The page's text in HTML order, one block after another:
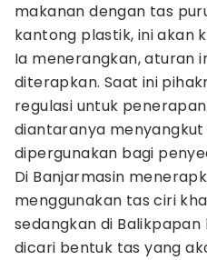
makanan dengan tas
kantong plastik, ini akan
Ia menerangkan, aturan
diterapkan. Saat ini
regulasi untuk
diantaranya
dipergunakan bagi
Di Banjarmasin
menggunakan tas ciri
sedangkan di
dicari bentuk tas yang